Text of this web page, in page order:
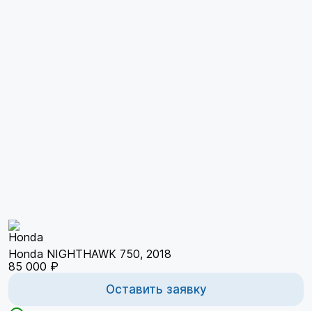
Honda NIGHTHAWK 750, 2018
85 000 ₽
Оставить заявку